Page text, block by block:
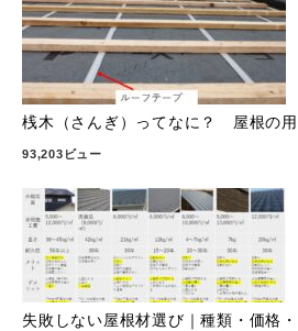
桟木（さんぎ）ってなに？ 屋根の
93,203ビュー
失敗しない屋根材選び｜種類・価格